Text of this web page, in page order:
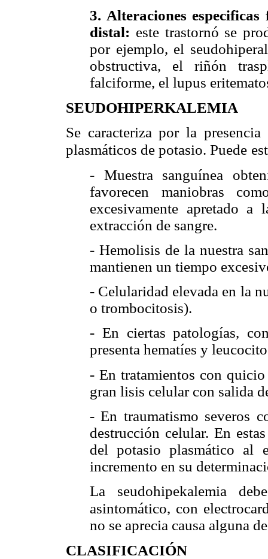
3. Alteraciones
distal: este trastornó se
por ejemplo, el
obstructiva, el riñón
falciforme, el lupus
SEUDOHIPERKALEMIA
Se caracteriza por la
plasmáticos de potasio. Puede
- Muestra sanguínea
favorecen maniobras
excesivamente apretado
extracción de sangre.
- Hemolisis de la nuestra
mantienen un tiempo
- Celularidad elevada en la
o trombocitosis).
- En ciertas patologías,
presenta hematíes y
- En tratamientos con
gran lisis celular con salida
- En traumatismo severos
destrucción celular. En
del potasio plasmático al
incremento en su
La seudohipekalemia
asintomático, con
no se aprecia causa alguna
CLASIFICACIÓN